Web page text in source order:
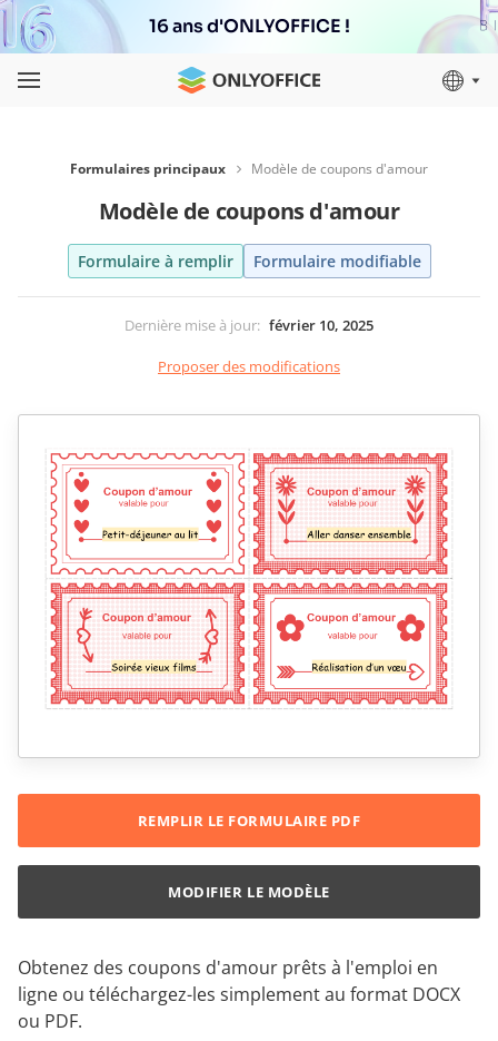
16 ans d'ONLYOFFICE !
Formulaires principaux Modèle de coupons d'amour
Modèle de coupons d'amour
Formulaire à remplir Formulaire modifiable
Dernière mise à jour: février 10, 2025
Proposer des modifications
Obtenez des coupons d'amour prêts à l'emploi en
ligne ou téléchargez-les simplement au format DOCX
ou PDF.
REMPLIR LE FORMULAIRE PDF
MODIFIER LE MODÈLE